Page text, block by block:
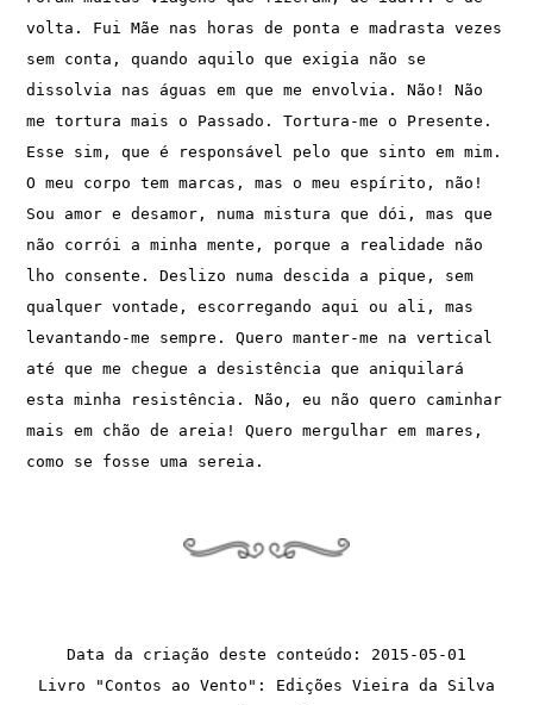
volta. Fui Mãe nas horas de ponta e madrasta vezes
sem conta, quando aquilo que exigia não se
dissolvia nas águas em que me envolvia. Não! Não
me tortura mais o Passado. Tortura-me o Presente.
Esse sim, que é responsável pelo que sinto em mim.
O meu corpo tem marcas, mas o meu espírito, não!
Sou amor e desamor, numa mistura que dói, mas que
não corrói a minha mente, porque a realidade não
lho consente. Deslizo numa descida a pique, sem
qualquer vontade, escorregando aqui ou ali, mas
levantando-me sempre. Quero manter-me na vertical
até que me chegue a desistência que aniquilará
esta minha resistência. Não, eu não quero caminhar
mais em chão de areia! Quero mergulhar em mares,
como se fosse uma sereia.
Data da criação deste conteúdo: 2015-05-01
Livro "Contos ao Vento": Edições Vieira da Silva